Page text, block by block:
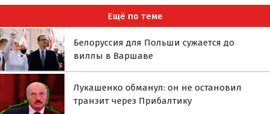
Ещё по теме
Белоруссия для Польши сужается до
виллы в Варшаве
Лукашенко обманул: он не остановил
транзит через Прибалтику